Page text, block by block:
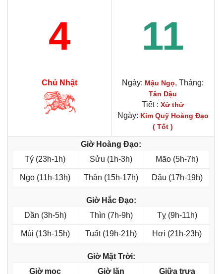
4 11
Chủ Nhật Ngày: Mậu Ngọ, Tháng:
Tân Dậu
Tiết : Xử thử
Ngày: Kim Quỹ Hoàng Đạo
( Tốt )
Giờ Hoàng Đạo:
Tý (23h-1h)
Sửu (1h-3h) Mão (5h-7h)
Ngọ (11h-13h) Thân (15h-17h) Dậu (17h-19h)
Giờ Hắc Đạo:
Dần (3h-5h)
Thìn (7h-9h) Tỵ (9h-11h)
Mùi (13h-15h) Tuất (19h-21h) Hợi (21h-23h)
Giờ Mặt Trời:
Giờ mọc
Giờ lặn Giữa trưa